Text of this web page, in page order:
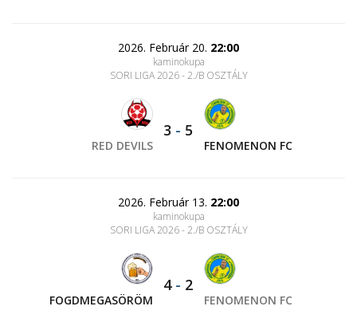
2026. Február 20. 22:00
kaminokupa
SORI LIGA 2026 - 2./B OSZTÁLY
RED DEVILS
3 - 5
FENOMENON FC
2026. Február 13. 22:00
kaminokupa
SORI LIGA 2026 - 2./B OSZTÁLY
FOGDMEGASÖRÖM
4- 2
FENOMENON FC